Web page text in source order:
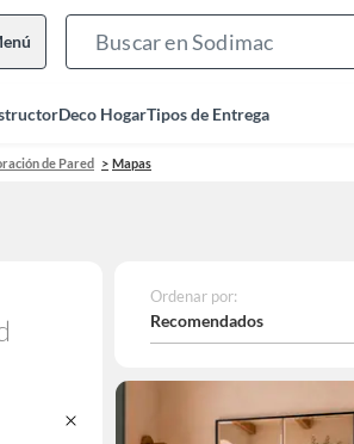
Deco HogarTipos de Entrega
de Pared Mapas
Ordenar por:
Recomendados